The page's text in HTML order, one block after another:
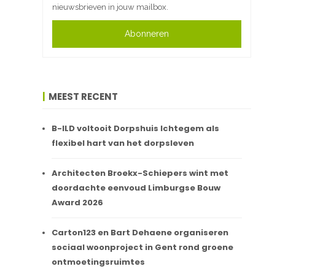
nieuwsbrieven in jouw mailbox.
Abonneren
MEEST RECENT
B-ILD voltooit Dorpshuis Ichtegem als
flexibel hart van het dorpsleven
Architecten Broekx-Schiepers wint met
doordachte eenvoud Limburgse Bouw
Award 2026
Carton123 en Bart Dehaene organiseren
sociaal woonproject in Gent rond groene
ontmoetingsruimtes